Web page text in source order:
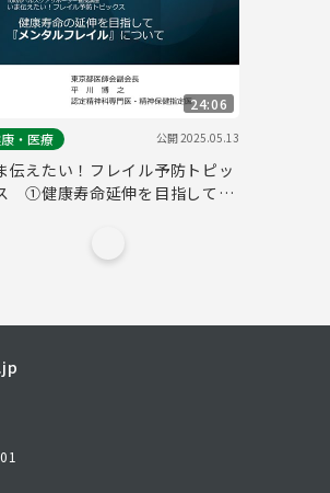
24:06
・医療
公開2025.05.13
伝えたい！フレイル予防トピッ
①健康寿命延伸を目指して～